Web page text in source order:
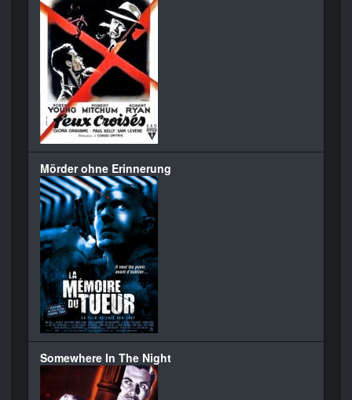
Mörder ohne Erinnerung
Somewhere In The Night